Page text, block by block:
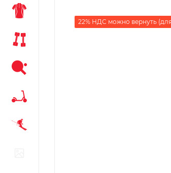
22% НДС можно вернуть